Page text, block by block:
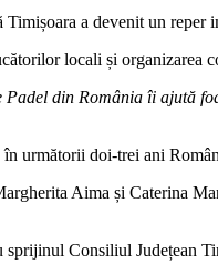
a devenit un reper
locali și organizarea
din România îi ajută
următorii doi-trei ani
Aima și Caterina
Consiliul Județean